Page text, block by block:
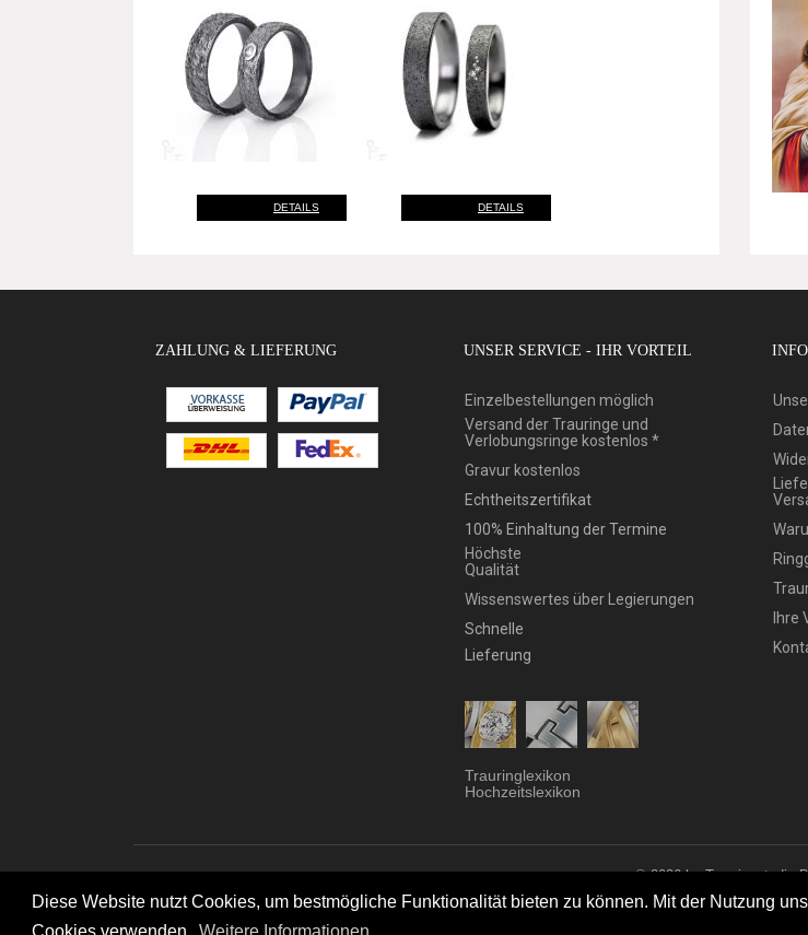
Diese Website nutzt Cookies, um bestmögliche Funktionalität bieten zu können. Mit der Nutzung
Cookies verwenden.
Weitere Informationen
DETAILS DETAILS
ZAHLUNG & LIEFERUNG UNSER SERVICE - IHR VORTEIL
Einzelbestellungen möglich
Versand der Trauringe und
Verlobungsringe kostenlos *
Gravur kostenlos
Echtheitszertifikat
100% Einhaltung der Termine
Höchste
Qualität
Wissenswertes über Legierungen
Schnelle
Lieferung
Trauringlexikon
Hochzeitslexikon
Ihre
© 2026 by Trauringstudio
Trauringstudio
Trauringe Hersteller Kontakt/